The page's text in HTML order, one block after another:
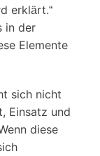
erklärt.“
in der
Elemente
sich nicht
Einsatz und
diese